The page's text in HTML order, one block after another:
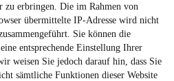
zu erbringen. Die im Rahmen von
übermittelte IP-Adresse wird nicht
Sie können die
entsprechende Einstellung Ihrer
weisen Sie jedoch darauf hin, dass Sie
sämtliche Funktionen dieser Website